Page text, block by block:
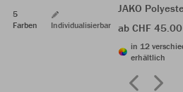
5
Farben
Individualisierbar
JAKO
ab CHF 45.00
in 12
erhältlich